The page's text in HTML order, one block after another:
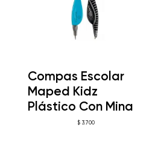
Compas Escolar
Maped Kidz
Plástico Con Mina
$3.700